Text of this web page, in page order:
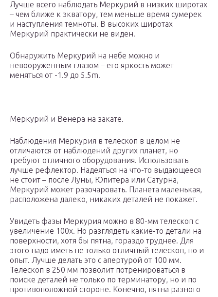
Лучше всего наблюдать Меркурий в низких широтах
– чем ближе к экватору, тем меньше время сумерек
и наступления темноты. В высоких широтах
Меркурий практически не виден.
Обнаружить Меркурий на небе можно и
невооруженным глазом – его яркость может
меняться от -1.9 до 5.5m.
Меркурий и Венера на закате.
Наблюдения Меркурия в телескоп в целом не
отличаются от наблюдений других планет, но
требуют отличного оборудования. Использовать
лучше рефлектор. Надеяться на что-то выдающееся
не стоит – после Луны, Юпитера или Сатурна,
Меркурий может разочаровать. Планета маленькая,
расположена далеко, никаких деталей не покажет.
Увидеть фазы Меркурия можно в 80-мм телескоп с
увеличение 100х. Но разглядеть какие-то детали на
поверхности, хотя бы пятна, гораздо труднее. Для
этого надо иметь не только отличный телескоп, но и
опыт. Лучше делать это с апертурой от 100 мм.
Телескоп в 250 мм позволит потренироваться в
поиске деталей не только по терминатору, но и по
противоположной стороне. Конечно, пятна разного